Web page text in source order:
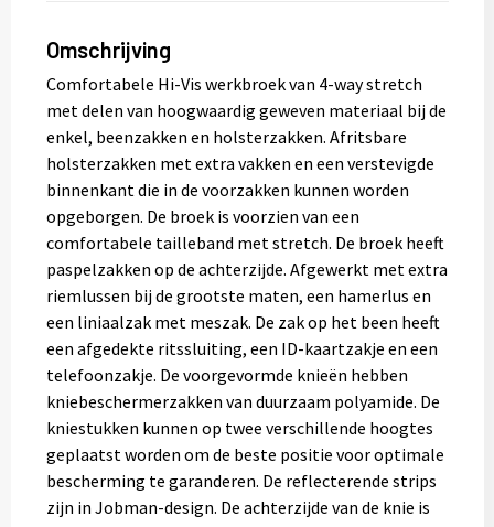
Omschrijving
Comfortabele Hi-Vis werkbroek van 4-way stretch
met delen van hoogwaardig geweven materiaal bij de
enkel, beenzakken en holsterzakken. Afritsbare
holsterzakken met extra vakken en een verstevigde
binnenkant die in de voorzakken kunnen worden
opgeborgen. De broek is voorzien van een
comfortabele tailleband met stretch. De broek heeft
paspelzakken op de achterzijde. Afgewerkt met extra
riemlussen bij de grootste maten, een hamerlus en
een liniaalzak met meszak. De zak op het been heeft
een afgedekte ritssluiting, een ID-kaartzakje en een
telefoonzakje. De voorgevormde knieën hebben
kniebeschermerzakken van duurzaam polyamide. De
kniestukken kunnen op twee verschillende hoogtes
geplaatst worden om de beste positie voor optimale
bescherming te garanderen. De reflecterende strips
zijn in Jobman-design. De achterzijde van de knie is